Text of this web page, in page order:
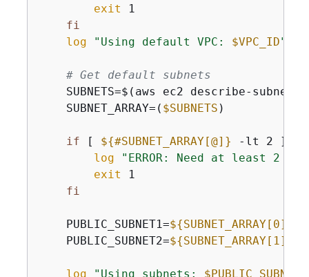
exit 1
fi
log
"Using default VPC: $VPC_ID"
# Get default subnets
SUBNETS=$(aws ec2 describe-
    SUBNET_ARRAY=(
$SUBNETS )
if [ ${#SUBNET_ARRAY[@]} -lt 2 ];
log
"ERROR: Need at least 2
exit 1
fi
    PUBLIC_SUBNET1=
${SUBNET_ARRAY[0]}
    PUBLIC_SUBNET2=
${SUBNET_ARRAY[1]}
log "Using subnets: $PUBLIC_SUBNET1